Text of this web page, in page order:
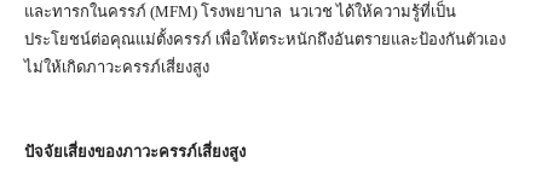
และทารกในครรภ์ (MFM) โรงพยาบาล นวเวช ได้ให้ความรู้ที่เป็น
ประโยชน์ต่อคุณแม่ตั้งครรภ์ เพื่อให้ตระหนักถึงอันตรายและป้องกันตัวเอง
ไม่ให้เกิดภาวะครรภ์เสี่ยงสูง
ปัจจัยเสี่ยงของภาวะครรภ์เสี่ยงสูง